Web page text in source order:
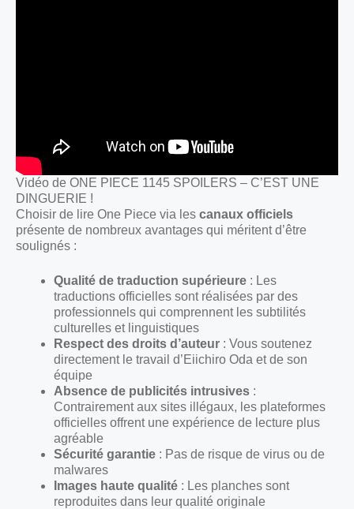
Vidéo de ONE PIECE 1145 SPOILERS – C’EST UNE
DINGUERIE !
Choisir de lire One Piece via les canaux officiels
présente de nombreux avantages qui méritent d’être
soulignés :
Qualité de traduction supérieure : Les
traductions officielles sont réalisées par des
professionnels qui comprennent les subtilités
culturelles et linguistiques
Respect des droits d’auteur : Vous soutenez
directement le travail d’Eiichiro Oda et de son
équipe
Absence de publicités intrusives :
Contrairement aux sites illégaux, les plateformes
officielles offrent une expérience de lecture plus
agréable
Sécurité garantie : Pas de risque de virus ou de
malwares
Images haute qualité : Les planches sont
reproduites dans leur qualité originale